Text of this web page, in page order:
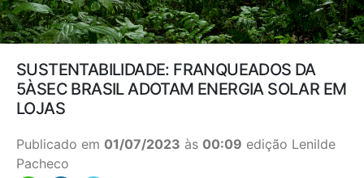
SUSTENTABILIDADE: FRANQUEADOS DA
5ÀSEC BRASIL ADOTAM ENERGIA SOLAR EM
LOJAS
Publicado em 01/07/2023 às 00:09 edição Lenilde
Pacheco